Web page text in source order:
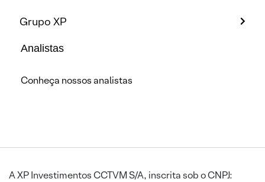
Grupo XP
Analistas
Conheça nossos analistas
A XP Investimentos CCTVM S/A, inscrita sob o CNPJ: